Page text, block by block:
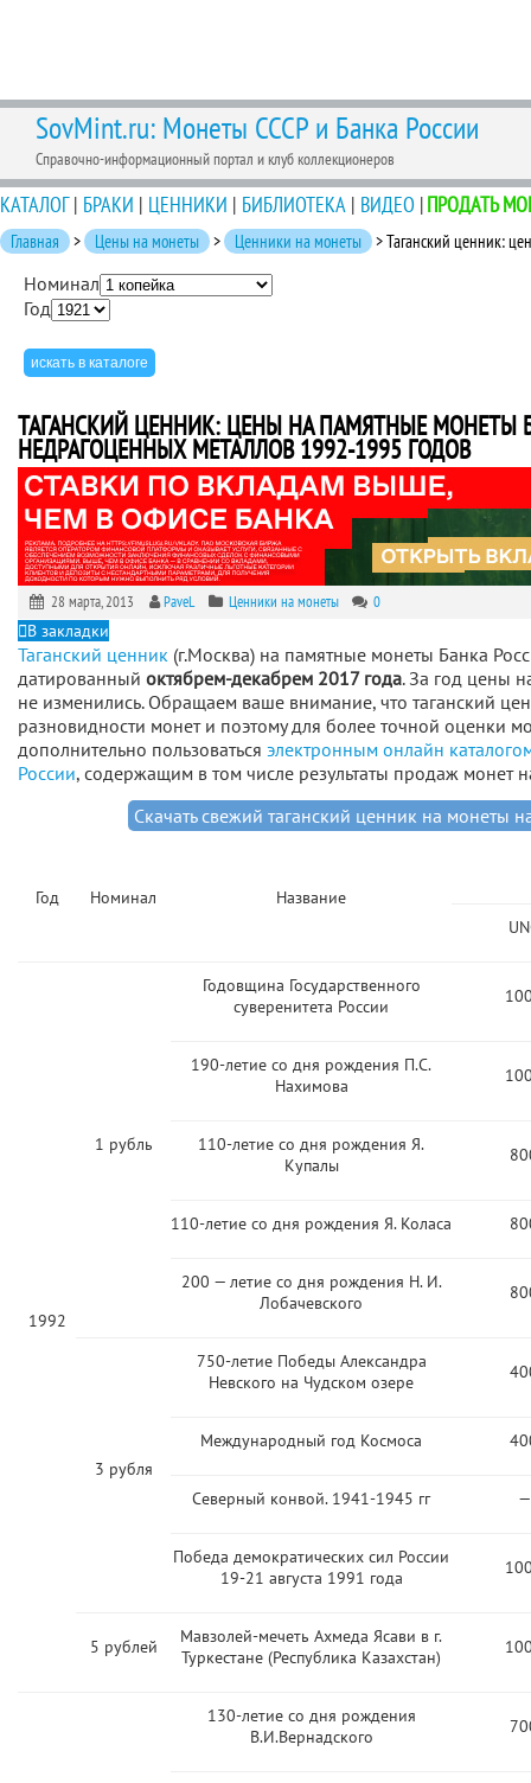
SovMint.ru: Монеты СССР и Банка России
Справочно-информационный портал и клуб коллекционеров
КАТАЛОГ| БРАКИ | ЦЕННИКИ | БИБЛИОТЕКА | ВИДЕО |ПРОДАТЬ
Главная > Цены на монеты > Ценники на монеты > Таганский ценник:
Номинал
Год
ТАГАНСКИЙ ЦЕННИК: ЦЕНЫ НА ПАМЯТНЫЕ МОНЕТЫ
НЕДРАГОЦЕННЫХ МЕТАЛЛОВ 1992-1995 ГОДОВ
28 марта, 2013 PaveL Ценники на монеты 0
В закладки
Таганский ценник (г.Москва) на памятные монеты Банка
датированный октябрем-декабрем 2017 года. За год цены
не изменились. Обращаем ваше внимание, что таганский
разновидности монет и поэтому для более точной оценки
дополнительно пользоваться электронным онлайн
России, содержащим в том числе результаты продаж монет
Скачать свежий таганский ценник на монеты
Год Номинал
Название
1992
1 рубль
Годовщина Государственного
суверенитета России
190-летие со дня рождения П.С.
Нахимова
110-летие со дня рождения Я.
Купалы
110-летие со дня рождения Я. Коласа
200 — летие со дня рождения Н. И.
Лобачевского
3 рубля
750-летие Победы Александра
Невского на Чудском озере
Международный год Космоса
Северный конвой. 1941-1945 гг —
Победа демократических сил России
19-21 августа 1991 года
5 рублей
Мавзолей-мечеть Ахмеда Ясави в г.
Туркестане (Республика Казахстан)
130-летие со дня рождения
В.И.Вернадского